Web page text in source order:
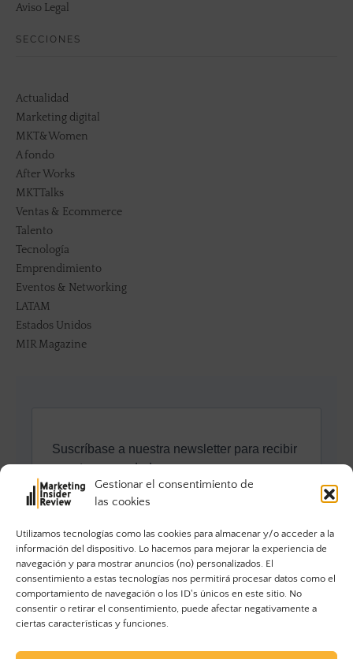
Gestionar el consentimiento de
las cookies
Utilizamos tecnologías como las cookies para almacenar y/o acceder a la
información del dispositivo. Lo hacemos para mejorar la experiencia de
navegación y para mostrar anuncios (no) personalizados. El
consentimiento a estas tecnologías nos permitirá procesar datos como el
comportamiento de navegación o los ID's únicos en este sitio. No
consentir o retirar el consentimiento, puede afectar negativamente a
ciertas características y funciones.
Aviso Legal
SECCIONES
Actualidad
Marketing digital
MKT&Women
A fondo
After Works
MKTTalks
Ventas & Ecommerce
Talento
Tecnología
Emprendimiento
Eventos & Networking
LATAM
Estados Unidos
MIR Magazine